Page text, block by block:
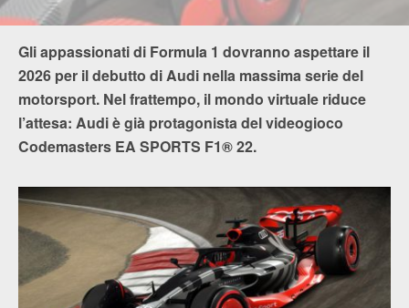
Gli appassionati di Formula 1 dovranno aspettare il
2026 per il debutto di Audi nella massima serie del
motorsport. Nel frattempo, il mondo virtuale riduce
l’attesa: Audi è già protagonista del videogioco
Codemasters EA SPORTS F1® 22.